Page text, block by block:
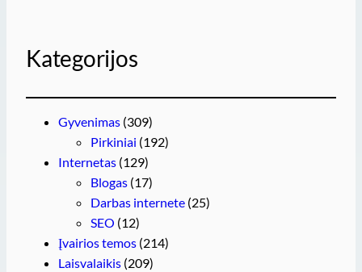
Kategorijos
Gyvenimas (309)
Pirkiniai (192)
Internetas (129)
Blogas (17)
Darbas internete (25)
SEO (12)
Įvairios temos (214)
Laisvalaikis (209)